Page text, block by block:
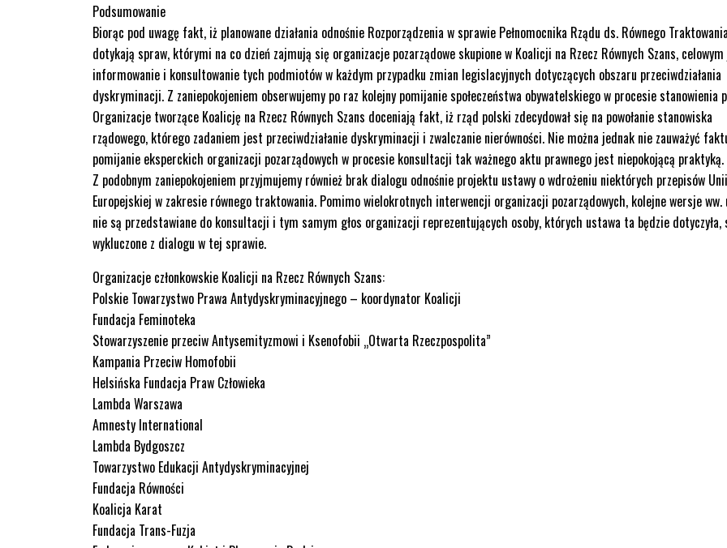
Podsumowanie
Biorąc pod uwagę fakt, iż planowane działania odnośnie Rozporządzenia w sprawie Pełnomocnika Rządu ds. Równego Traktowania
dotykają spraw, którymi na co dzień zajmują się organizacje pozarządowe skupione w Koalicji na Rzecz Równych Szans,
informowanie i konsultowanie tych podmiotów w każdym przypadku zmian legislacyjnych dotyczących obszaru przeciwdziałania
dyskryminacji. Z zaniepokojeniem obserwujemy po raz kolejny pomijanie społeczeństwa obywatelskiego w procesie stanowienia
Organizacje tworzące Koalicję na Rzecz Równych Szans doceniają fakt, iż rząd polski zdecydował się na powołanie stanowiska
rządowego, którego zadaniem jest przeciwdziałanie dyskryminacji i zwalczanie nierówności. Nie można jednak nie zauważyć
pomijanie eksperckich organizacji pozarządowych w procesie konsultacji tak ważnego aktu prawnego jest niepokojącą praktyką.
Z podobnym zaniepokojeniem przyjmujemy również brak dialogu odnośnie projektu ustawy o wdrożeniu niektórych przepisów Unii
Europejskiej w zakresie równego traktowania. Pomimo wielokrotnych interwencji organizacji pozarządowych, kolejne wersje ww.
nie są przedstawiane do konsultacji i tym samym głos organizacji reprezentujących osoby, których ustawa ta będzie dotyczyła,
wykluczone z dialogu w tej sprawie.
Organizacje członkowskie Koalicji na Rzecz Równych Szans:
Polskie Towarzystwo Prawa Antydyskryminacyjnego – koordynator Koalicji
Fundacja Feminoteka
Stowarzyszenie przeciw Antysemityzmowi i Ksenofobii „Otwarta Rzeczpospolita”
Kampania Przeciw Homofobii
Helsińska Fundacja Praw Człowieka
Lambda Warszawa
Amnesty International
Lambda Bydgoszcz
Towarzystwo Edukacji Antydyskryminacyjnej
Fundacja Równości
Koalicja Karat
Fundacja Trans-Fuzja